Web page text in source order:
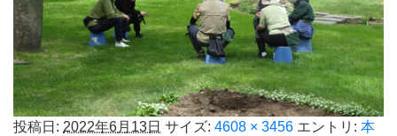
投稿日: 2022年6月13日 サイズ: 4608 × 3456 エントリ: 本